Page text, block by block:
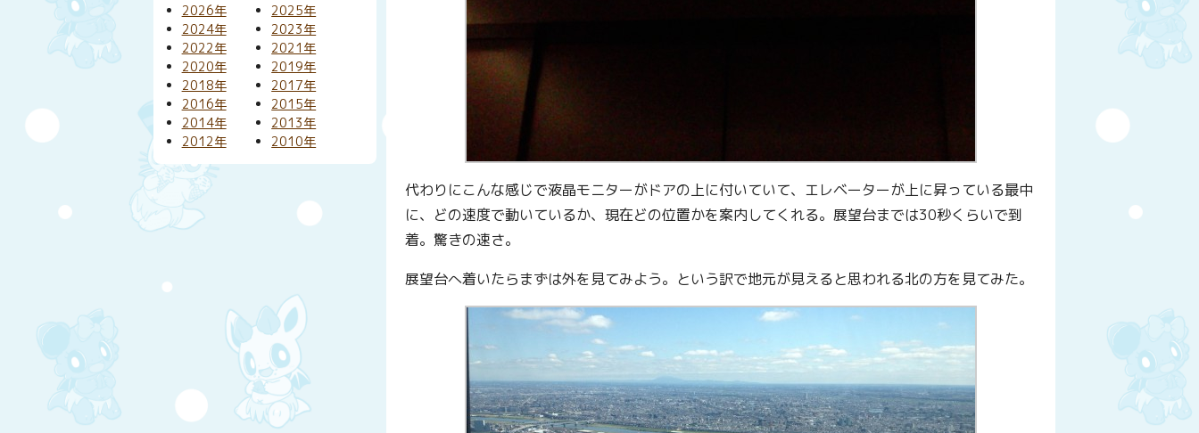
代わりにこんな感じで液晶モニターがドアの上に付いていて、エレベーターが上に昇っている最中
に、どの速度で動いているか、現在どの位置かを案内してくれる。展望台までは30秒くらいで到
着。驚きの速さ。
展望台へ着いたらまずは外を見てみよう。という訳で地元が見えると思われる北の方を見てみた。
2026年
2025年
2024年
2023年
2022年
2021年
2020年
2019年
2018年
2017年
2016年
2015年
2014年
2013年
2012年
2010年